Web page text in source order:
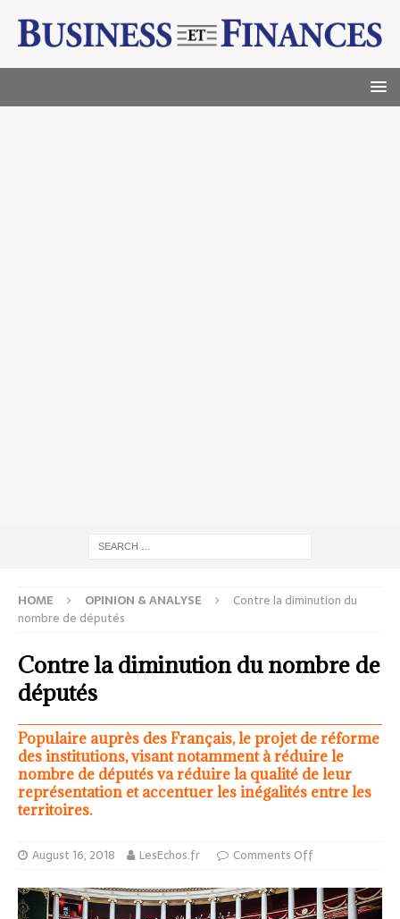
HOME OPINION & ANALYSE
Contre la diminution du
nombre de députés
Contre la diminution du nombre de
députés
Populaire auprès des Français, le projet de réforme
des institutions, visant notamment à réduire le
nombre de députés va réduire la qualité de leur
représentation et accentuer les inégalités entre les
territoires.
August 16, 2018 LesEchos.fr Comments Off